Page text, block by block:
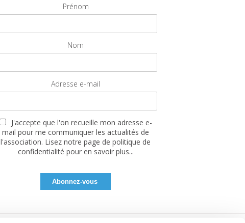
Prénom
Nom
Adresse e-mail
J'accepte que l'on recueille mon adresse e-
mail pour me communiquer les actualités de
l'association. Lisez notre page de politique de
confidentialité pour en savoir plus...